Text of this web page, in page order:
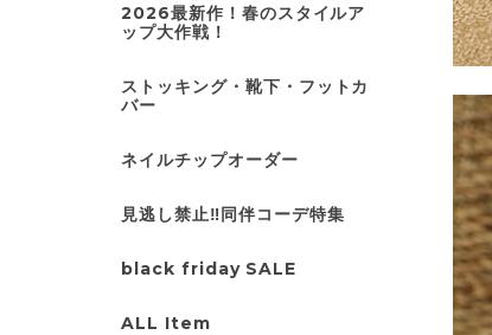
2026最新作！春のスタイルア
ップ大作戦！
ストッキング・靴下・フットカ
バー
ネイルチップオーダー
見逃し禁止‼同伴コーデ特集
black friday SALE
ALL Item